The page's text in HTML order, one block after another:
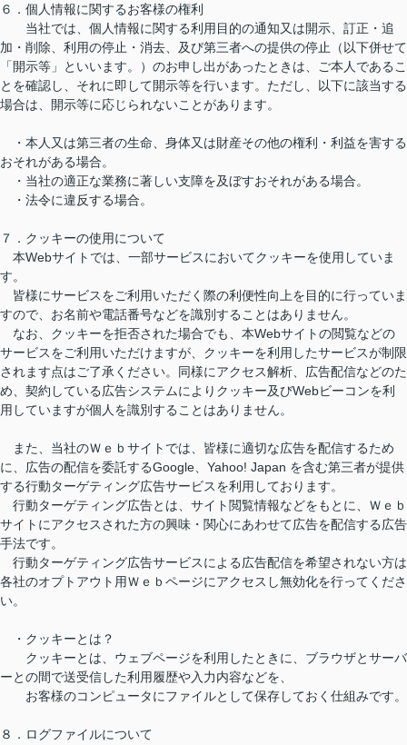
６．個人情報に関するお客様の権利
当社では、個人情報に関する利用目的の通知又は開示、訂正・追
加・削除、利用の停止・消去、及び第三者への提供の停止（以下併せて
「開示等」といいます。）のお申し出があったときは、ご本人であるこ
とを確認し、それに即して開示等を行います。ただし、以下に該当する
場合は、開示等に応じられないことがあります。
・本人又は第三者の生命、身体又は財産その他の権利・利益を害する
おそれがある場合。
・当社の適正な業務に著しい支障を及ぼすおそれがある場合。
・法令に違反する場合。
７．クッキーの使用について
本Webサイトでは、一部サービスにおいてクッキーを使用していま
す。
皆様にサービスをご利用いただく際の利便性向上を目的に行っていま
すので、お名前や電話番号などを識別することはありません。
なお、クッキーを拒否された場合でも、本Webサイトの閲覧などの
サービスをご利用いただけますが、クッキーを利用したサービスが制限
されます点はご了承ください。同様にアクセス解析、広告配信などのた
め、契約している広告システムによりクッキー及びWebビーコンを利
用していますが個人を識別することはありません。
また、当社のＷｅｂサイトでは、皆様に適切な広告を配信するため
に、広告の配信を委託するGoogle、Yahoo! Japan を含む第三者が提供
する行動ターゲティング広告サービスを利用しております。
行動ターゲティング広告とは、サイト閲覧情報などをもとに、Ｗｅｂ
サイトにアクセスされた方の興味・関心にあわせて広告を配信する広告
手法です。
行動ターゲティング広告サービスによる広告配信を希望されない方は
各社のオプトアウト用Ｗｅｂページにアクセスし無効化を行ってくださ
い。
・クッキーとは？
クッキーとは、ウェブページを利用したときに、ブラウザとサーバ
ーとの間で送受信した利用履歴や入力内容などを、
お客様のコンピュータにファイルとして保存しておく仕組みです。
８．ログファイルについて